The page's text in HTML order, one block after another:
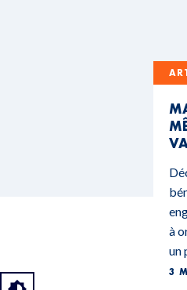
à
un
3